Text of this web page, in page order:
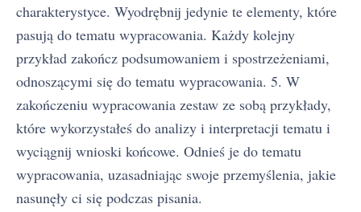
charakterystyce. Wyodrębnij jedynie te elementy, które
pasują do tematu wypracowania. Każdy kolejny
przykład zakończ podsumowaniem i spostrzeżeniami,
odnoszącymi się do tematu wypracowania. 5. W
zakończeniu wypracowania zestaw ze sobą przykłady,
które wykorzystałeś do analizy i interpretacji tematu i
wyciągnij wnioski końcowe. Odnieś je do tematu
wypracowania, uzasadniając swoje przemyślenia, jakie
nasunęły ci się podczas pisania.